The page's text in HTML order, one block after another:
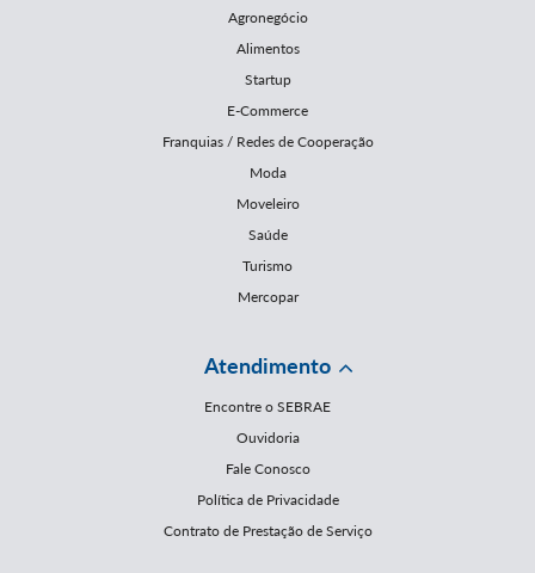
Agronegócio
Alimentos
Startup
E-Commerce
Franquias / Redes de Cooperação
Moda
Moveleiro
Saúde
Turismo
Mercopar
Atendimento
Encontre o SEBRAE
Ouvidoria
Fale Conosco
Política de Privacidade
Contrato de Prestação de Serviço